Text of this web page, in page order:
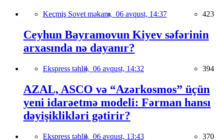
Keçmiş Sovet məkanı, 06 avqust, 14:37 423
Ceyhun Bayramovun Kiyev səfərinin
arxasında nə dayanır?
Ekspress təhlil, 06 avqust, 14:32 394
AZAL, ASCO və “Azərkosmos” üçün
yeni idarəetmə modeli: Fərman hansı
dəyişiklikləri gətirir?
Ekspress təhlil, 06 avqust, 13:43 370